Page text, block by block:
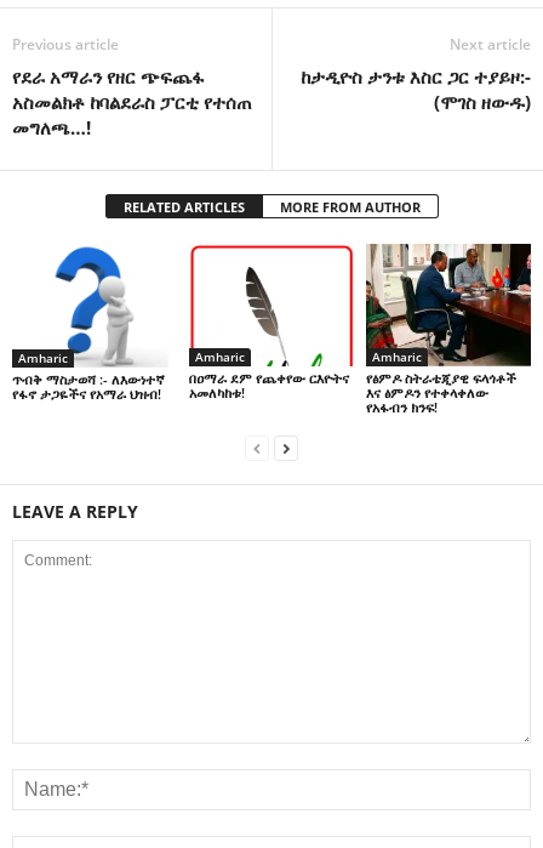
Previous article
የደራ አማራን የዘር ጭፍጨፋ
አስመልክቶ ከባልደራስ ፓርቲ የተሰጠ
መግለጫ…!
Next article
ከታዲዮስ ታንቱ እስር ጋር ተያይዞ:-
(ሞገስ ዘውዱ)
RELATED ARTICLES MORE FROM AUTHOR
Amharic
ጥብቅ ማስታወሻ :- ለእውነተኛ
የፋኖ ታጋዬችና የአማራ ህዝብ!
Amharic
በዐማራ ደም የጨቀየው ርእዮትና
አመለካከቱ!
Amharic
የፅምዶ ስትራቴጂያዊ ፍላጎቶች
እና ፅምዶን የተቀላቀለው
የአፋብን ክንፍ!
LEAVE A REPLY